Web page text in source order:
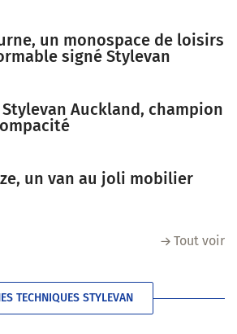
un monospace de loisirs
signé Stylevan
Stylevan Auckland, champion
un van au joli mobilier
Tout voir
TECHNIQUES STYLEVAN